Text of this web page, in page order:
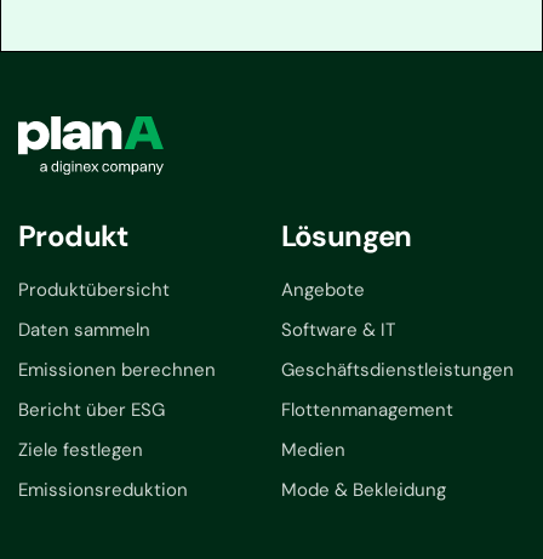
Produkt
Produktübersicht
Daten sammeln
Emissionen berechnen
Bericht über ESG
Ziele festlegen
Emissionsreduktion
Lösungen
Angebote
Software & IT
Geschäftsdienstleistungen
Flottenmanagement
Medien
Mode & Bekleidung